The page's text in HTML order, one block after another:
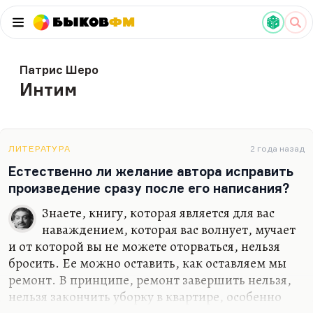
БыковФМ
Патрис Шеро
Интим
ЛИТЕРАТУРА 2 года назад
Естественно ли желание автора исправить
произведение сразу после его написания?
Знаете, книгу, которая является для вас
наваждением, которая вас волнует, мучает
и от которой вы не можете оторваться, нельзя
бросить. Ее можно оставить, как оставляем мы
ремонт. В принципе, ремонт завершить нельзя,
нельзя закончить уборку в квартире, особенно